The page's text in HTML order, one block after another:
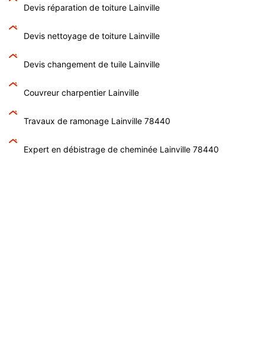
Devis réparation de toiture Lainville
Devis nettoyage de toiture Lainville
Devis changement de tuile Lainville
Couvreur charpentier Lainville
Travaux de ramonage Lainville 78440
Expert en débistrage de cheminée Lainville 78440